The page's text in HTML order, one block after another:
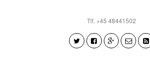
Tlf. +45 48441502